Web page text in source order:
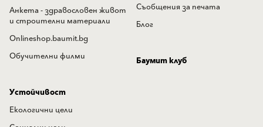
Анкета - здравословен живот
и строителни материали
Onlineshop.baumit.bg
Обучителни филми
Съобщения за печата
Блог
Баумит клуб
Устойчивост
Екологични цели